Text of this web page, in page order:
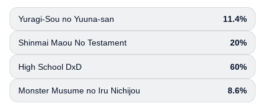
Yuragi-Sou no Yuuna-san 11.4%
Shinmai Maou No Testament 20%
High School DxD 60%
Monster Musume no Iru Nichijou 8.6%